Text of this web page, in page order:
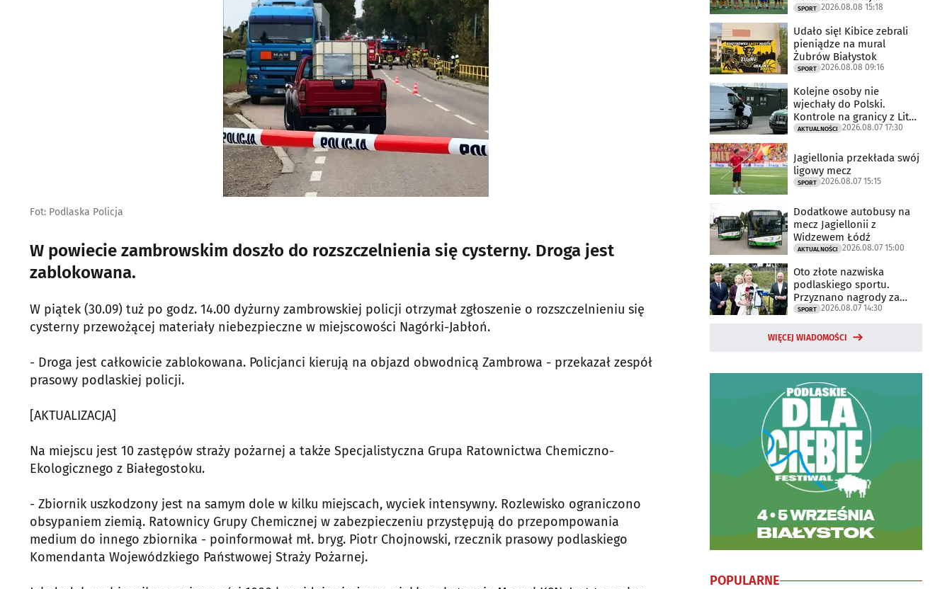
Fot: Podlaska Policja
W powiecie zambrowskim doszło do rozszczelnienia się cysterny. Droga jest
zablokowana.
W piątek (30.09) tuż po godz. 14.00 dyżurny zambrowskiej policji otrzymał zgłoszenie o rozszczelnieniu się
cysterny przewożącej materiały niebezpieczne w miejscowości Nagórki-Jabłoń.
- Droga jest całkowicie zablokowana. Policjanci kierują na objazd obwodnicą Zambrowa - przekazał zespół
prasowy podlaskiej policji.
[AKTUALIZACJA]
Na miejscu jest 10 zastępów straży pożarnej a także Specjalistyczna Grupa Ratownictwa Chemiczno-
Ekologicznego z Białegostoku.
- Zbiornik uszkodzony jest na samym dole w kilku miejscach, wyciek intensywny. Rozlewisko ograniczono
obsypaniem ziemią. Ratownicy Grupy Chemicznej w zabezpieczeniu przystępują do przepompowania
medium do innego zbiornika - poinformował mł. bryg. Piotr Chojnowski, rzecznik prasowy podlaskiego
Komendanta Wojewódzkiego Państwowej Straży Pożarnej.
SPORT 2026.08.08 15:18
Udało się! Kibice zebrali
pieniądze na mural
Żubrów Białystok
SPORT 2026.08.08 09:16
Kolejne osoby nie
wjechały do Polski.
Kontrole na granicy z Litwą
trwają
AKTUALNOŚCI 2026.08.07 17:30
Jagiellonia przekłada swój
ligowy mecz
SPORT 2026.08.07 15:15
Dodatkowe autobusy na
mecz Jagiellonii z
Widzewem Łódź
AKTUALNOŚCI 2026.08.07 15:00
Oto złote nazwiska
podlaskiego sportu.
Przyznano nagrody za
2025 rok
SPORT 2026.08.07 14:30
WIĘCEJ WIADOMOŚCI
POPULARNE